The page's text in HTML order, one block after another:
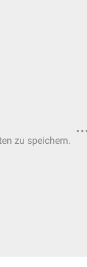
zu speichern.